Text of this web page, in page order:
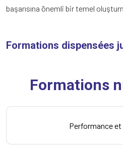
başarısına önemli bir temel
Formations dispensées
Formations
Performance